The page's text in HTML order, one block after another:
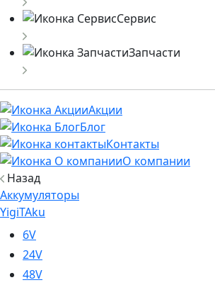
Сервис
Запчасти
Акции
Блог
Контакты
О компании
Назад
Аккумуляторы
YigiTAku
6V
24V
48V